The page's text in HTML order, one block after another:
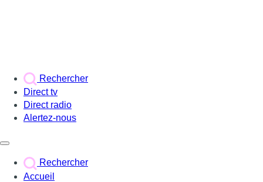
Rechercher
Direct tv
Direct radio
Alertez-nous
Rechercher
Accueil